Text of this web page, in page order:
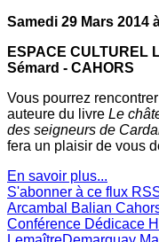
Samedi 29 Mars 2014
ESPACE CULTUREL
Sémard - CAHORS
Vous pourrez
auteure du livre Le
des seigneurs de
fera un plaisir de vous
En savoir plus...
S'abonner à ce flux
Arcambal
Balian
Conférence Dédicace